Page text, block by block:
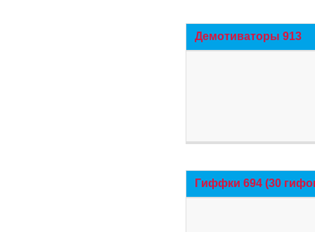
Демотиваторы 913
Гиффки 694 (30